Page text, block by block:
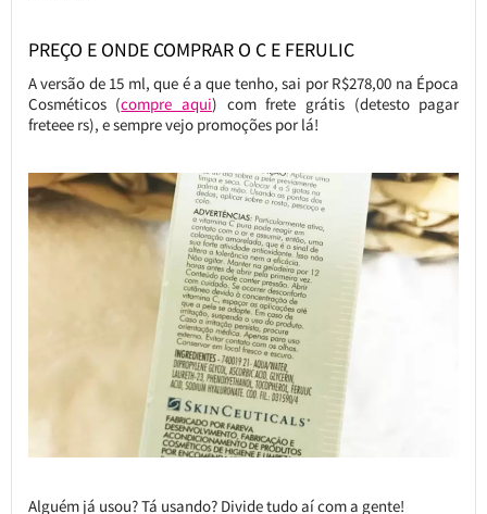
PREÇO E ONDE COMPRAR O C E FERULIC
A versão de 15 ml, que é a que tenho, sai por R$278,00 na Época
Cosméticos (compre aqui) com frete grátis (detesto pagar
freteee rs), e sempre vejo promoções por lá!
Alguém já usou? Tá usando? Divide tudo aí com a gente!